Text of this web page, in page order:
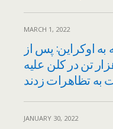
MARCH 1, 2022
اوکراین: پس از
تن در کلن علیه
تظاهرات زدند
JANUARY 30, 2022